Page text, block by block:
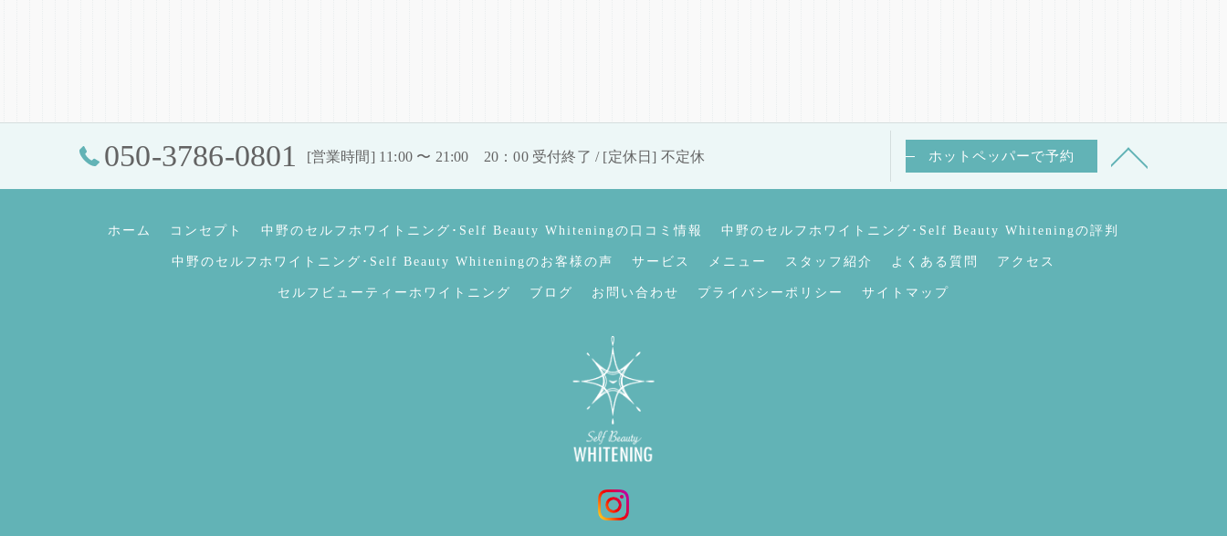
050-3786-0801 [営業時間] 11:00 〜 21:00 20：00 受付終了 / [定休日] 不定休 ホットペッパーで予約
ホーム コンセプト 中野のセルフホワイトニング･Self Beauty Whiteningの口コミ情報 中野のセルフホワイトニング･Self Beauty Whiteningの評判
中野のセルフホワイトニング･Self Beauty Whiteningのお客様の声 サービス メニュー スタッフ紹介 よくある質問 アクセス
セルフビューティーホワイトニング ブログ お問い合わせ プライバシーポリシー サイトマップ